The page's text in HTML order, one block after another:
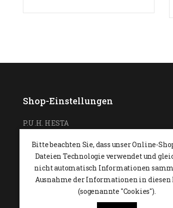
Shop-Einstellungen
P.U.H. HESTA
26-600 Radom,POLEN
0048 48 364 09 46
+48 537-970-390
Bitte beachten Sie, dass unser Online-
Dateien Technologie verwendet und
nicht automatisch Informationen
Ausnahme der Informationen in diesen
(sogenannte "Cookies").